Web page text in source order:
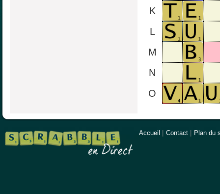
K
L
M
N
O
Accueil Contact Plan du